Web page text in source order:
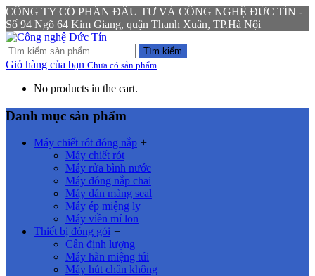
CÔNG TY CỔ PHẦN ĐẦU TƯ VÀ CÔNG NGHỆ ĐỨC TÍN -
Số 94 Ngõ 64 Kim Giang, quận Thanh Xuân, TP.Hà Nội
Tìm kiếm
Giỏ hàng của bạn Chưa có sản phẩm
No products in the cart.
Danh mục sản phẩm
Máy chiết rót đóng nắp +
Máy chiết rót
Máy rửa bình nước
Máy đóng nắp chai
Máy dán màng seal
Máy ép miệng ly
Máy viền mí lon
Thiết bị đóng gói +
Cân định lượng
Máy hàn miệng túi
Máy hút chân không